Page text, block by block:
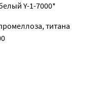
Y-1-7000*
титана